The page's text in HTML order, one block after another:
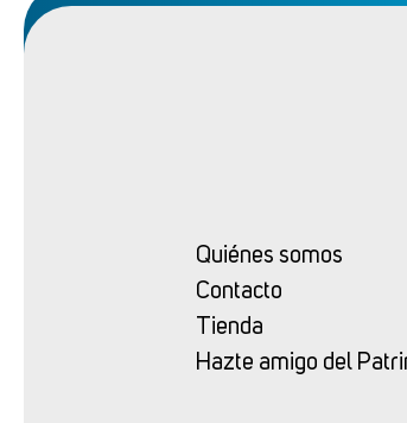
Quiénes somos
Contacto
Tienda
Hazte amigo del